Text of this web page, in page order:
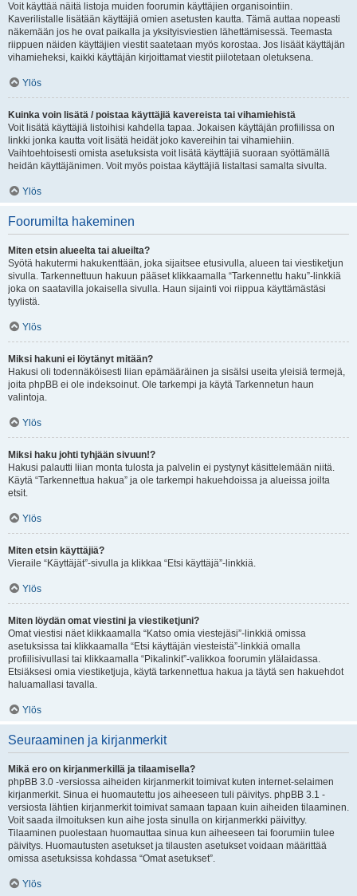
Voit käyttää näitä listoja muiden foorumin käyttäjien organisointiin.
Kaverilistalle lisätään käyttäjiä omien asetusten kautta. Tämä auttaa nopeasti
näkemään jos he ovat paikalla ja yksityisviestien lähettämisessä. Teemasta
riippuen näiden käyttäjien viestit saatetaan myös korostaa. Jos lisäät käyttäjän
vihamieheksi, kaikki käyttäjän kirjoittamat viestit piilotetaan oletuksena.
Ylös
Kuinka voin lisätä / poistaa käyttäjiä kavereista tai vihamiehistä
Voit lisätä käyttäjiä listoihisi kahdella tapaa. Jokaisen käyttäjän profiilissa on
linkki jonka kautta voit lisätä heidät joko kavereihin tai vihamiehiin.
Vaihtoehtoisesti omista asetuksista voit lisätä käyttäjiä suoraan syöttämällä
heidän käyttäjänimen. Voit myös poistaa käyttäjiä listaltasi samalta sivulta.
Ylös
Foorumilta hakeminen
Miten etsin alueelta tai alueilta?
Syötä hakutermi hakukenttään, joka sijaitsee etusivulla, alueen tai viestiketjun
sivulla. Tarkennettuun hakuun pääset klikkaamalla “Tarkennettu haku”-linkkiä
joka on saatavilla jokaisella sivulla. Haun sijainti voi riippua käyttämästäsi
tyylistä.
Ylös
Miksi hakuni ei löytänyt mitään?
Hakusi oli todennäköisesti liian epämääräinen ja sisälsi useita yleisiä termejä,
joita phpBB ei ole indeksoinut. Ole tarkempi ja käytä Tarkennetun haun
valintoja.
Ylös
Miksi haku johti tyhjään sivuun!?
Hakusi palautti liian monta tulosta ja palvelin ei pystynyt käsittelemään niitä.
Käytä “Tarkennettua hakua” ja ole tarkempi hakuehdoissa ja alueissa joilta
etsit.
Ylös
Miten etsin käyttäjiä?
Vieraile “Käyttäjät”-sivulla ja klikkaa “Etsi käyttäjä”-linkkiä.
Ylös
Miten löydän omat viestini ja viestiketjuni?
Omat viestisi näet klikkaamalla “Katso omia viestejäsi”-linkkiä omissa
asetuksissa tai klikkaamalla “Etsi käyttäjän viesteistä”-linkkiä omalla
profiilisivullasi tai klikkaamalla “Pikalinkit”-valikkoa foorumin ylälaidassa.
Etsiäksesi omia viestiketjuja, käytä tarkennettua hakua ja täytä sen hakuehdot
haluamallasi tavalla.
Ylös
Seuraaminen ja kirjanmerkit
Mikä ero on kirjanmerkillä ja tilaamisella?
phpBB 3.0 -versiossa aiheiden kirjanmerkit toimivat kuten internet-selaimen
kirjanmerkit. Sinua ei huomautettu jos aiheeseen tuli päivitys. phpBB 3.1 -
versiosta lähtien kirjanmerkit toimivat samaan tapaan kuin aiheiden tilaaminen.
Voit saada ilmoituksen kun aihe josta sinulla on kirjanmerkki päivittyy.
Tilaaminen puolestaan huomauttaa sinua kun aiheeseen tai foorumiin tulee
päivitys. Huomautusten asetukset ja tilausten asetukset voidaan määrittää
omissa asetuksissa kohdassa “Omat asetukset”.
Ylös